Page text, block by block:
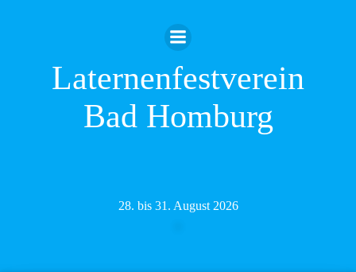
Inhalt
springen
Laternenfestverein
Bad Homburg
28. bis 31. August 2026